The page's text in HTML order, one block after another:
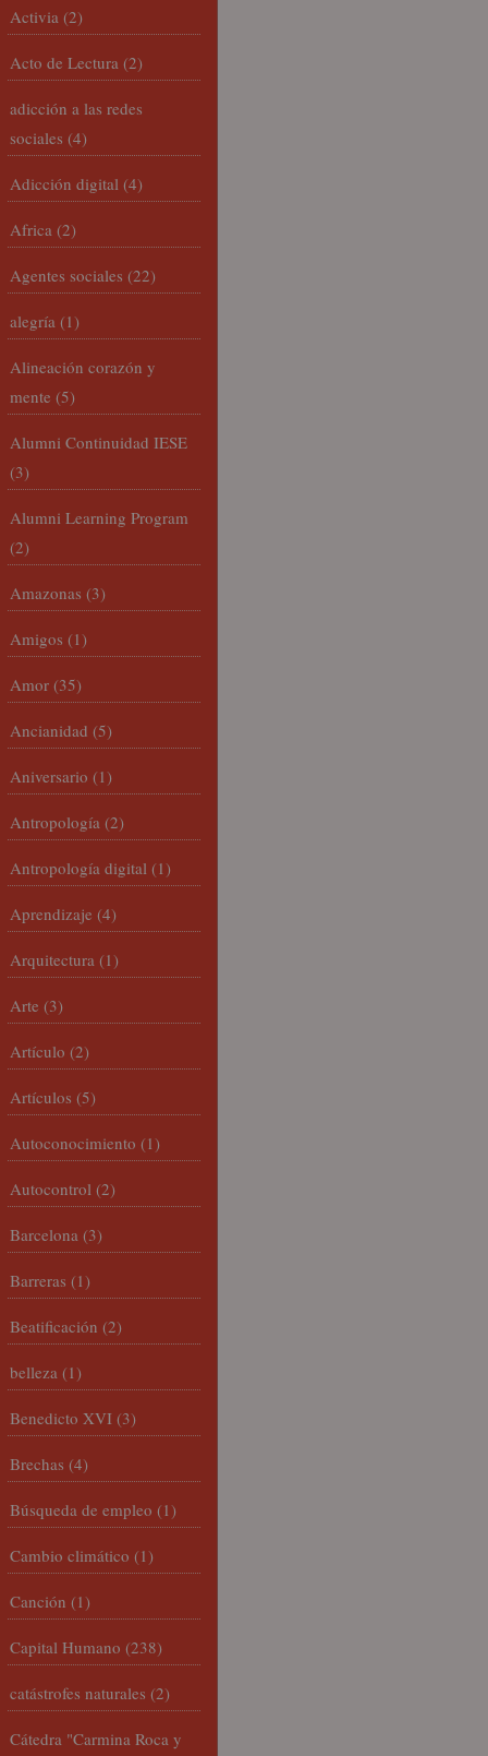
Activia (2)
Acto de Lectura (2)
adicción a las redes
sociales (4)
Adicción digital (4)
Africa (2)
Agentes sociales (22)
alegría (1)
Alineación corazón y
mente (5)
Alumni Continuidad IESE
(3)
Alumni Learning Program
(2)
Amazonas (3)
Amigos (1)
Amor (35)
Ancianidad (5)
Aniversario (1)
Antropología (2)
Antropología digital (1)
Aprendizaje (4)
Arquitectura (1)
Arte (3)
Artículo (2)
Artículos (5)
Autoconocimiento (1)
Autocontrol (2)
Barcelona (3)
Barreras (1)
Beatificación (2)
belleza (1)
Benedicto XVI (3)
Brechas (4)
Búsqueda de empleo (1)
Cambio climático (1)
Canción (1)
Capital Humano (238)
catástrofes naturales (2)
Cátedra "Carmina Roca y